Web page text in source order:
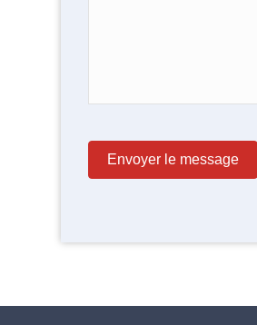
Envoyer le message